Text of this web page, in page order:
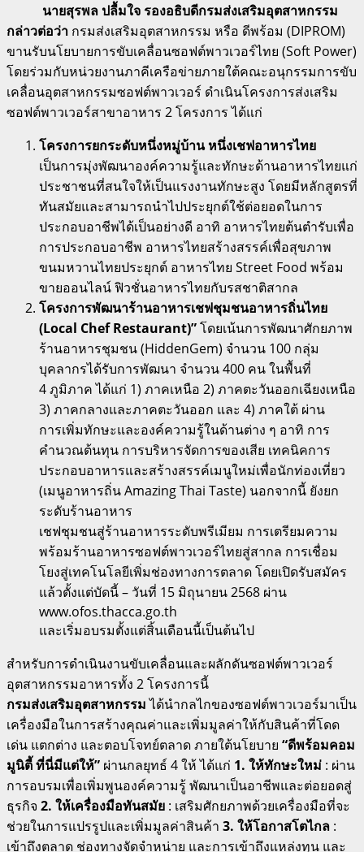
นายสุรพล ปลื้มใจ รองอธิบดีกรมส่งเสริมอุตสาหกรรม
กล่าวต่อว่า กรมส่งเสริมอุตสาหกรรม หรือ ดีพร้อม (DIPROM)
ขานรับนโยบายการขับเคลื่อนซอฟต์พาวเวอร์ไทย (Soft Power)
โดยร่วมกับหน่วยงานภาคีเครือข่ายภายใต้คณะอนุกรรมการขับ
เคลื่อนอุตสาหกรรมซอฟต์พาวเวอร์ ดำเนินโครงการส่งเสริม
ซอฟต์พาวเวอร์สาขาอาหาร 2 โครงการ ได้แก่
โครงการยกระดับหนึ่งหมู่บ้าน หนึ่งเชฟอาหารไทย
เป็นการมุ่งพัฒนาองค์ความรู้และทักษะด้านอาหารไทยแก่
ประชาชนที่สนใจให้เป็นแรงงานทักษะสูง โดยมีหลักสูตรที่
ทันสมัยและสามารถนำไปประยุกต์ใช้ต่อยอดในการ
ประกอบอาชีพได้เป็นอย่างดี อาทิ อาหารไทยต้นตำรับเพื่อ
การประกอบอาชีพ อาหารไทยสร้างสรรค์เพื่อสุขภาพ
ขนมหวานไทยประยุกต์ อาหารไทย Street Food พร้อม
ขายออนไลน์ ฟิวชั่นอาหารไทยกับรสชาติสากล
โครงการพัฒนาร้านอาหารเชฟชุมชนอาหารถิ่นไทย
(Local Chef Restaurant)”โดยเน้นการพัฒนาศักยภาพ
ร้านอาหารชุมชน (HiddenGem) จำนวน 100 กลุ่ม
บุคลากรได้รับการพัฒนา จำนวน 400 คน ในพื้นที่
4 ภูมิภาค ได้แก่ 1) ภาคเหนือ 2) ภาคตะวันออกเฉียงเหนือ
3) ภาคกลางและภาคตะวันออก และ 4) ภาคใต้ ผ่าน
การเพิ่มทักษะและองค์ความรู้ในด้านต่าง ๆ อาทิ การ
คำนวณต้นทุน การบริหารจัดการของเสีย เทคนิคการ
ประกอบอาหารและสร้างสรรค์เมนูใหม่เพื่อนักท่องเที่ยว
(เมนูอาหารถิ่น Amazing Thai Taste) นอกจากนี้ ยังยก
ระดับร้านอาหาร
เชฟชุมชนสู่ร้านอาหารระดับพรีเมียม การเตรียมความ
พร้อมร้านอาหารซอฟต์พาวเวอร์ไทยสู่สากล การเชื่อม
โยงสู่เทคโนโลยีเพิ่มช่องทางการตลาด โดยเปิดรับสมัคร
แล้วตั้งแต่บัดนี้ – วันที่ 15 มิถุนายน 2568 ผ่าน
www.ofos.thacca.go.th
และเริ่มอบรมตั้งแต่สิ้นเดือนนี้เป็นต้นไป
สำหรับการดำเนินงานขับเคลื่อนและผลักดันซอฟต์พาวเวอร์
อุตสาหกรรมอาหารทั้ง 2 โครงการนี้
กรมส่งเสริมอุตสาหกรรมได้นำกลไกของซอฟต์พาวเวอร์มาเป็น
เครื่องมือในการสร้างคุณค่าและเพิ่มมูลค่าให้กับสินค้าที่โดด
เด่น แตกต่าง และตอบโจทย์ตลาด ภายใต้นโยบาย “ดีพร้อมคอม
มูนิตี้ ที่นี่มีแต่ให้” ผ่านกลยุทธ์ 4 ให้ ได้แก่ 1. ให้ทักษะใหม่ : ผ่าน
การอบรมเพื่อเพิ่มพูนองค์ความรู้ พัฒนาเป็นอาชีพและต่อยอดสู่
ธุรกิจ 2. ให้เครื่องมือทันสมัย : เสริมศักยภาพด้วยเครื่องมือที่จะ
ช่วยในการแปรรูปและเพิ่มมูลค่าสินค้า 3. ให้โอกาสโตไกล :
เข้าถึงตลาด ช่องทางจัดจำหน่าย และการเข้าถึงแหล่งทุน และ